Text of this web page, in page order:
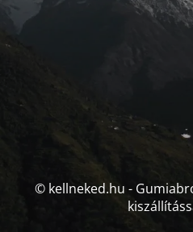
© kellneked.hu -